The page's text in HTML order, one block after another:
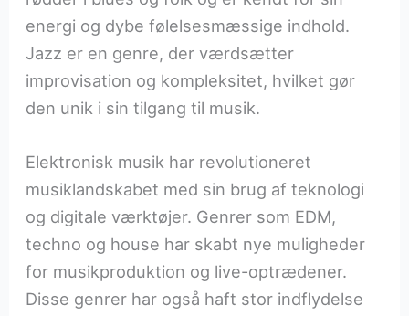
energi og dybe følelsesmæssige indhold.
Jazz er en genre, der værdsætter
improvisation og kompleksitet, hvilket gør
den unik i sin tilgang til musik.
Elektronisk musik har revolutioneret
musiklandskabet med sin brug af teknologi
og digitale værktøjer. Genrer som EDM,
techno og house har skabt nye muligheder
for musikproduktion og live-optrædener.
Disse genrer har også haft stor indflydelse